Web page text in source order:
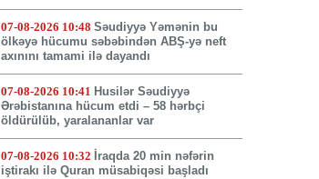
07-08-2026 10:48 Səudiyyə Yəmənin bu
ölkəyə hücumu səbəbindən ABŞ-yə neft
axınını tamami ilə dayandı
07-08-2026 10:41 Husilər Səudiyyə
Ərəbistanına hücum etdi – 58 hərbçi
öldürülüb, yaralananlar var
07-08-2026 10:32 İraqda 20 min nəfərin
iştirakı ilə Quran müsabiqəsi başladı